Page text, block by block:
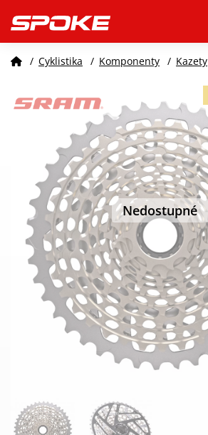
/ Cyklistika / Komponenty / Kazety
Nedostupné